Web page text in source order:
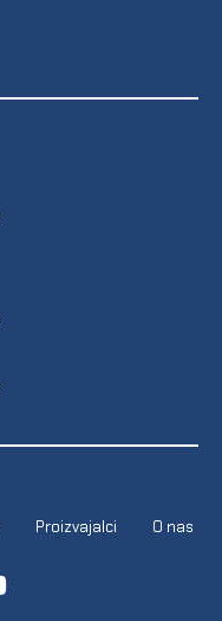
Proizvajalci O nas